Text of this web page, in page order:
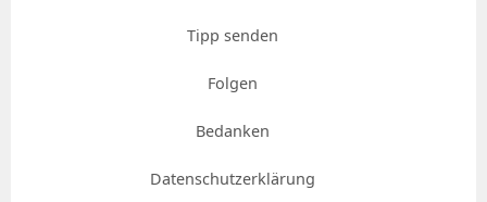
Tipp senden
Folgen
Bedanken
Datenschutzerklärung